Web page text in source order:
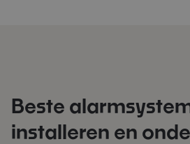
Beste
installeren en